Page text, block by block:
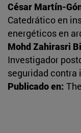
César Martín-
Catedrático en
energéticos en
Mohd Zahirasri
Investigador
seguridad contra
Publicado en: